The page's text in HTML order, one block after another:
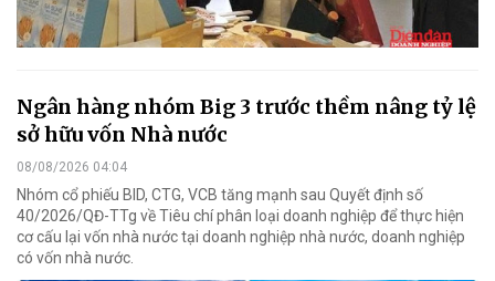
Ngân hàng nhóm Big 3 trước thềm nâng tỷ lệ
sở hữu vốn Nhà nước
08/08/2026 04:04
Nhóm cổ phiếu BID, CTG, VCB tăng mạnh sau Quyết định số
40/2026/QĐ-TTg về Tiêu chí phân loại doanh nghiệp để thực hiện
cơ cấu lại vốn nhà nước tại doanh nghiệp nhà nước, doanh nghiệp
có vốn nhà nước.